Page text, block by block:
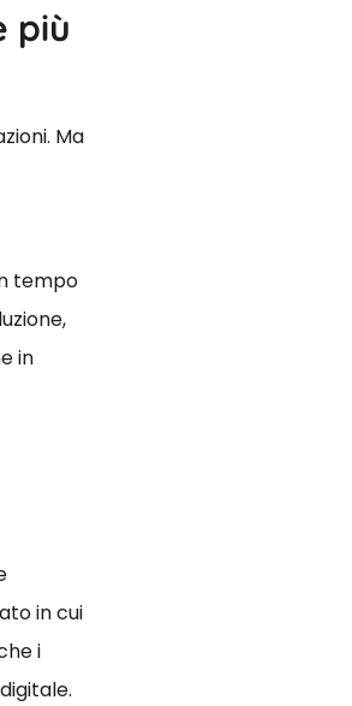
più
Ma
tempo
in
in cui
i